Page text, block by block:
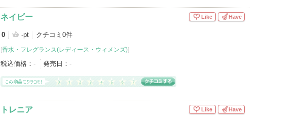
ネイビー
0 -pt クチコミ0件
[香水・フレグランス(レディース・ウィメンズ)]
税込価格： - 発売日： -
Like Have
トレニア Like Have